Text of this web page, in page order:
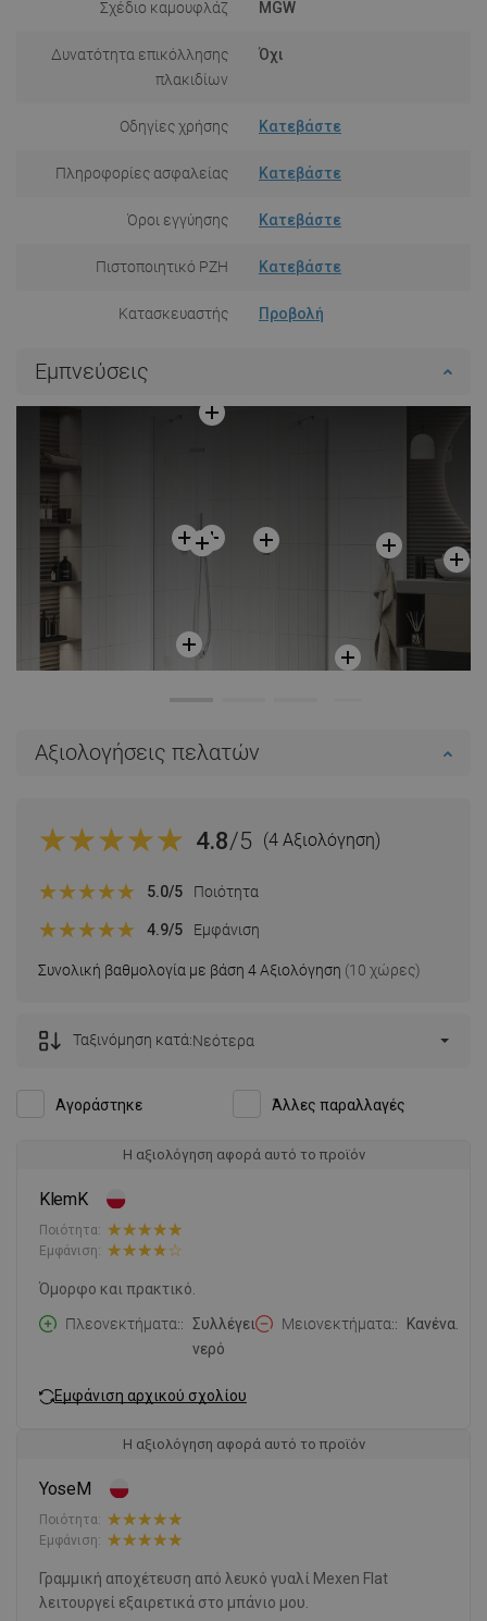
Σχέδιο καμουφλάζ MGW
Δυνατότητα επικόλλησης
πλακιδίων
Όχι
Οδηγίες χρήσης Κατεβάστε
Πληροφορίες ασφαλείας Κατεβάστε
Όροι εγγύησης Κατεβάστε
Πιστοποιητικό PZH Κατεβάστε
Κατασκευαστής Προβολή
Εμπνεύσεις
Αξιολογήσεις πελατών
4.8/5 (4 Αξιολόγηση)
Συνολική βαθμολογία με βάση 4 Αξιολόγηση (10 χώρες)
5.0/5 Ποιότητα
4.9/5 Εμφάνιση
Αγοράστηκε Άλλες παραλλαγές
Ταξινόμηση κατά:Νεότερα
Η αξιολόγηση αφορά αυτό το προϊόν
KlemK
Ποιότητα:
Εμφάνιση:
Όμορφο και πρακτικό.
Πλεονεκτήματα:
Συλλέγει
νερό
Μειονεκτήματα: Κανένα.
Εμφάνιση αρχικού σχολίου
Η αξιολόγηση αφορά αυτό το προϊόν
YoseM
Ποιότητα:
Εμφάνιση:
Γραμμική αποχέτευση από λευκό γυαλί Mexen Flat
λειτουργεί εξαιρετικά στο μπάνιο μου.